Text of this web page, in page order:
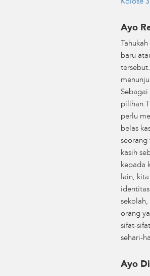
Kolose
Ayo
baru
pilihan
perlu
belas
seorang
kasih
kepada
lain,
orang
sifat-
sehari-
Ayo